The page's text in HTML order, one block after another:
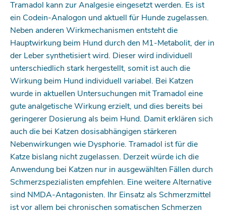
Tramadol kann zur Analgesie eingesetzt werden. Es ist
ein Co­dein-Analogon und aktuell für Hunde zugelassen.
Neben anderen Wirkmechanismen entsteht die
Hauptwirkung beim Hund durch den M1-Metabolit, der in
der Leber synthetisiert wird. Dieser wird individuell
unterschiedlich stark hergestellt, somit ist auch die
Wirkung beim Hund individuell variabel. Bei Katzen
wurde in aktuellen Untersuchungen mit Tramadol eine
gute analgetische Wirkung erzielt, und dies bereits bei
geringerer Dosierung als beim Hund. Damit erklären sich
auch die bei Katzen dosis­abhängigen stärkeren
Nebenwirkungen wie Dysphorie. Tramadol ist für die
Katze bislang nicht zugelassen. Derzeit würde ich die
Anwendung bei Katzen nur in ausgewählten Fällen durch
Schmerzspezialisten empfehlen. Eine weitere Alternative
sind NMDA-Antagonisten. Ihr Einsatz als Schmerzmittel
ist vor allem bei chronischen somatischen Schmerzen